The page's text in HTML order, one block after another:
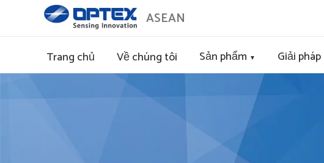
ASEAN
Trang chủ Về chúng tôi Sản phẩm ▼ Giải pháp